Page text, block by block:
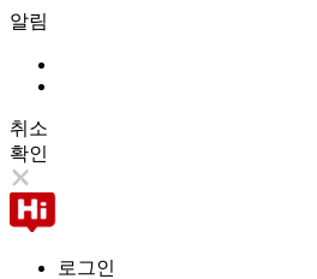
알림
취소
확인
로그인